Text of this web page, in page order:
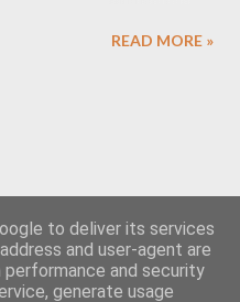
READ MORE »
Blogger
to deliver its services
and user-agent are
and security
generate usage